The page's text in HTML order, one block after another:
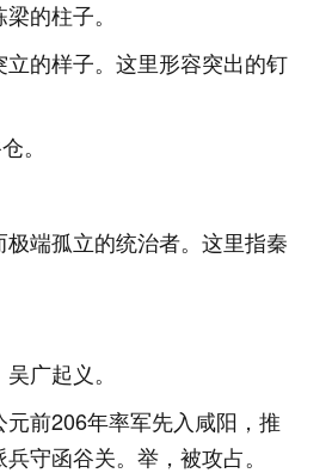
的柱子。
的样子。这里形容突出的钉
。
端孤立的统治者。这里指秦
广起义。
前206年率军先入咸阳，推
守函谷关。举，被攻占。